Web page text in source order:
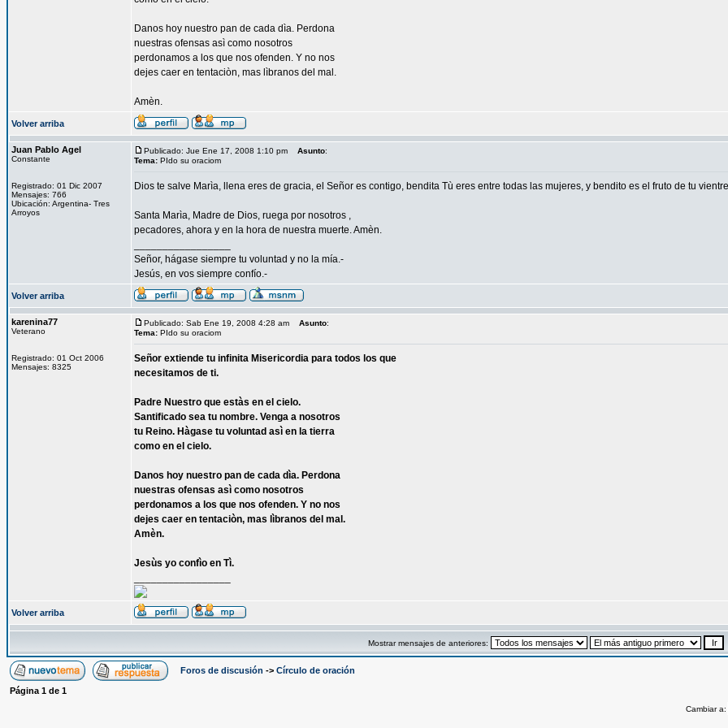
Danos hoy nuestro pan de cada dìa. Perdona
nuestras ofensas asì como nosotros
perdonamos a los que nos ofenden. Y no nos
dejes caer en tentaciòn, mas lìbranos del mal.
Amèn.
Volver arriba
Juan Pablo Agel
Constante
Registrado: 01 Dic 2007
Mensajes: 766
Ubicación: Argentina- Tres
Arroyos
Publicado: Jue Ene 17, 2008 1:10 pm Asunto:
Tema: PIdo su oraciom
Dios te salve Marìa, llena eres de gracia, el Señor es contigo, bendita Tù eres entre todas las mujeres, y bendito es el fruto de tu
Santa Marìa, Madre de Dios, ruega por nosotros ,
pecadores, ahora y en la hora de nuestra muerte. Amèn.
Señor, hágase siempre tu voluntad y no la mía.-
Jesús, en vos siempre confío.-
Volver arriba
karenina77
Veterano
Registrado: 01 Oct 2006
Mensajes: 8325
Publicado: Sab Ene 19, 2008 4:28 am Asunto:
Tema: PIdo su oraciom
Señor extiende tu infinita Misericordia para todos los que
necesitamos de ti.
Padre Nuestro que estàs en el cielo.
Santificado sea tu nombre. Venga a nosotros
tu Reino. Hàgase tu voluntad asì en la tierra
como en el cielo.
Danos hoy nuestro pan de cada dìa. Perdona
nuestras ofensas asì como nosotros
perdonamos a los que nos ofenden. Y no nos
dejes caer en tentaciòn, mas lìbranos del mal.
Amèn.
Jesùs yo confìo en Tì.
Volver arriba
Mostrar mensajes de anteriores:
Foros de discusión -> Círculo de oración
Página 1 de 1
Cambiar a: